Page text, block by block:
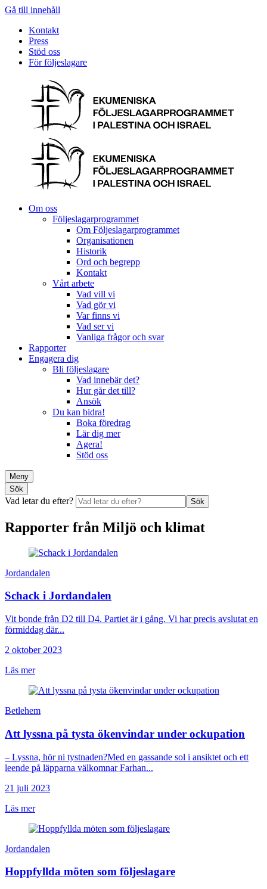
Gå till innehåll
Kontakt
Press
Stöd oss
För följeslagare
Om oss
Följeslagarprogrammet
Om Följeslagarprogrammet
Organisationen
Historik
Ord och begrepp
Kontakt
Vårt arbete
Vad vill vi
Vad gör vi
Var finns vi
Vad ser vi
Vanliga frågor och svar
Rapporter
Engagera dig
Bli följeslagare
Vad innebär det?
Hur går det till?
Ansök
Du kan bidra!
Boka föredrag
Lär dig mer
Agera!
Stöd oss
Meny
Sök
Vad letar du efter? Sök
Rapporter från Miljö och klimat
Jordandalen
Schack i Jordandalen
Vit bonde från D2 till D4. Partiet är i gång. Vi har precis avslutat en
förmiddag där...
2 oktober 2023
Läs mer
Betlehem
Att lyssna på tysta ökenvindar under ockupation
– Lyssna, hör ni tystnaden?Med en gassande sol i ansiktet och ett
leende på läpparna välkomnar Farhan...
21 juli 2023
Läs mer
Jordandalen
Hoppfyllda möten som följeslagare